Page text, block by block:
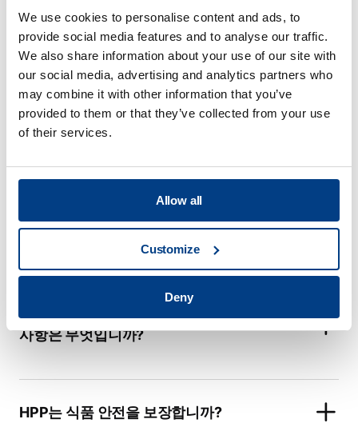
We use cookies to personalise content and ads, to
provide social media features and to analyse our traffic.
We also share information about your use of our site with
our social media, advertising and analytics partners who
may combine it with other information that you’ve
provided to them or that they’ve collected from your use
of their services.
Allow all
Customize
Deny
HPP의 주요 적용 산업은 무엇입니까?
애플리케이션 센터에서 제공하는 서비스는
Quintus ® Care는 다른 HPP 제조업체의 서
비스 플랜과 어떻게 다릅니까?
HPP 포장 및 지속 가능한 요인의 핵심 필요
사항은 무엇입니까?
HPP는 식품 안전을 보장합니까?